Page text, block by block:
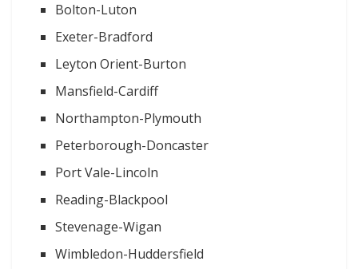
Bolton-Luton
Exeter-Bradford
Leyton Orient-Burton
Mansfield-Cardiff
Northampton-Plymouth
Peterborough-Doncaster
Port Vale-Lincoln
Reading-Blackpool
Stevenage-Wigan
Wimbledon-Huddersfield